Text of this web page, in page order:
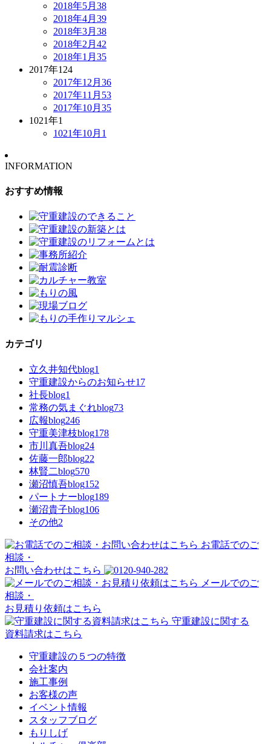
2018年5月 38
2018年4月 39
2018年3月 38
2018年2月 42
2018年1月 35
2017年124
2017年12月 36
2017年11月 53
2017年10月 35
1021年1
1021年10月 1
INFORMATION
おすすめ情報
カテゴリ
立久井知代blog1
守重建設からのお知らせ17
社長blog1
常務の気まぐれblog73
広報blog246
守重美津枝blog178
市川真吾blog24
佐藤一郎blog22
林賢二blog570
瀬沼慎吾blog152
パートナーblog189
瀬沼貴子blog106
その他2
お電話でのご
相談・
お問い合わせはこちら
メールでのご
相談・
お見積り依頼はこちら
守重建設に関する
資料請求はこちら
守重建設の５つの特徴
会社案内
施工事例
お客様の声
イベント情報
スタッフブログ
もりしげ